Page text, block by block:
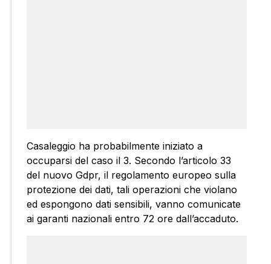
Casaleggio ha probabilmente iniziato a
occuparsi del caso il 3. Secondo l’articolo 33
del nuovo Gdpr, il regolamento europeo sulla
protezione dei dati, tali operazioni che violano
ed espongono dati sensibili, vanno comunicate
ai garanti nazionali entro 72 ore dall’accaduto.